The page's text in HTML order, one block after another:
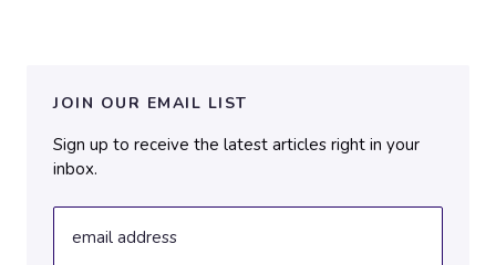
JOIN OUR EMAIL LIST
Sign up to receive the latest articles right in your
inbox.
email address